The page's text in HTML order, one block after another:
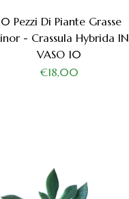
Pezzi Di Piante Grasse
- Crassula Hybrida IN
VASO 10
€18,00